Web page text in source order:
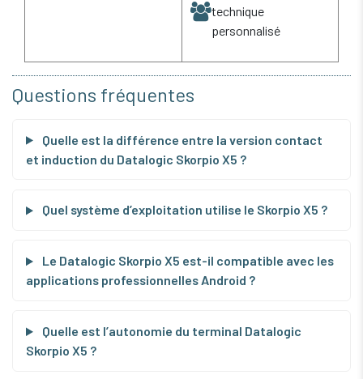
technique
personnalisé
Questions fréquentes
Quelle est la différence entre la version contact
et induction du Datalogic Skorpio X5 ?
Quel système d’exploitation utilise le Skorpio X5 ?
Le Datalogic Skorpio X5 est-il compatible avec les
applications professionnelles Android ?
Quelle est l’autonomie du terminal Datalogic
Skorpio X5 ?